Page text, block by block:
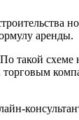
аренды.
такой